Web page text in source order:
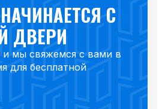
С
ДВЕРИ
и мы свяжемся с вами в
для бесплатной